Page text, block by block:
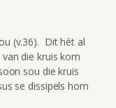
(v.36). Dit hét al
die kruis kom
sou die kruis
se dissipels hom